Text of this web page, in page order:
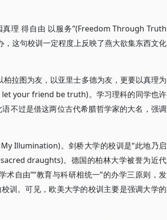
理 得自由 以服务”(Freedom Through Truth
这句校训一定程度上反映了燕大欲集东西文化
拉图为友，以亚里士多德为友，更要以真理为
your friend be truth)。学习理科的同学也许
不过是借这两位古代希腊哲学家的大名，强调
Illumination)。剑桥大学的校训是“此地乃启
draughts)。德国的柏林大学被誉为近代
术自由”“教育与科研相统一”的办学三原则，发
训。可见，欧美大学的校训主要是强调大学的